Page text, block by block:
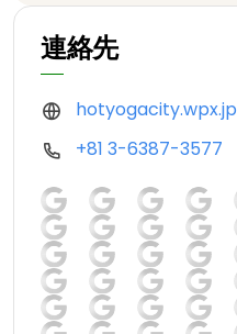
連絡先
hotyogacity.wpx.jp
+81 3-6387-3577